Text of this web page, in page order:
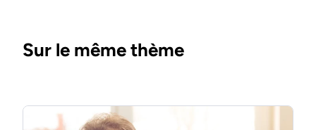
Sur le même thème